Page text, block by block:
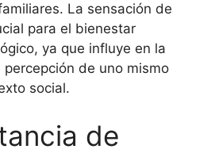
La sensación de
para el bienestar
ya que influye en la
de uno mismo
social.
de